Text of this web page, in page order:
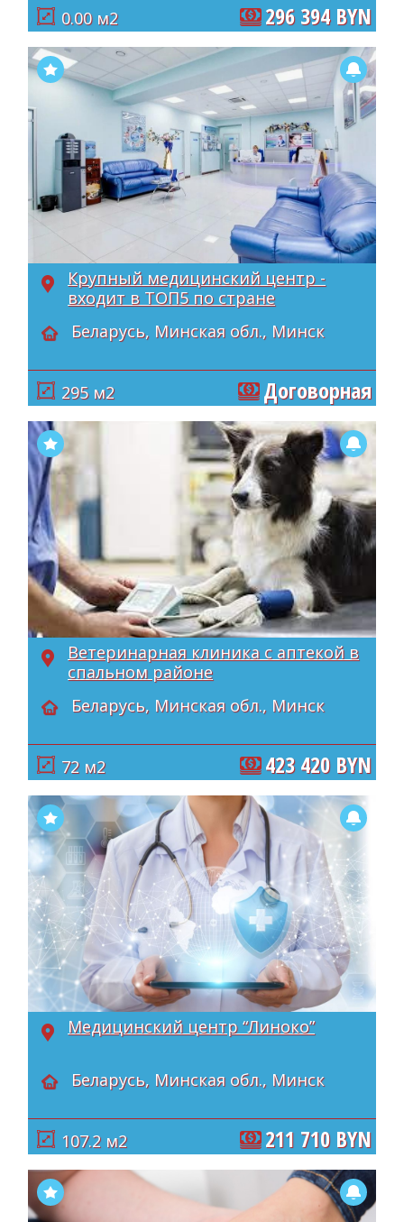
0.00 м2 296 394 BYN
Крупный медицинский центр -
входит в ТОП5 по стране
Беларусь, Минская обл., Минск
295 м2 Договорная
Ветеринарная клиника с аптекой в
спальном районе
Беларусь, Минская обл., Минск
72 м2 423 420 BYN
Медицинский центр “Линоко”
Беларусь, Минская обл., Минск
107.2 м2 211 710 BYN